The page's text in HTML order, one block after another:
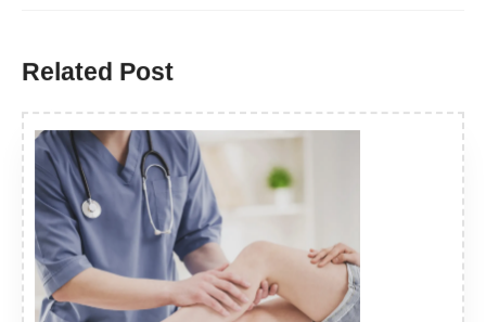
Related Post